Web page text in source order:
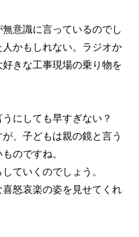
意識に言っているのでし
かもしれない。ラジオか
きな工事現場の乗り物を
にしても早すぎない？
、子どもは親の鏡と言う
のですね。
ていくのでしょう。
怒哀楽の姿を見せてくれ